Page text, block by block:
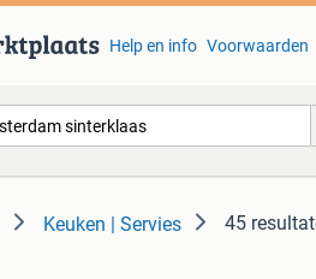
Help en info Voorwaarden
Keuken | Servies 45